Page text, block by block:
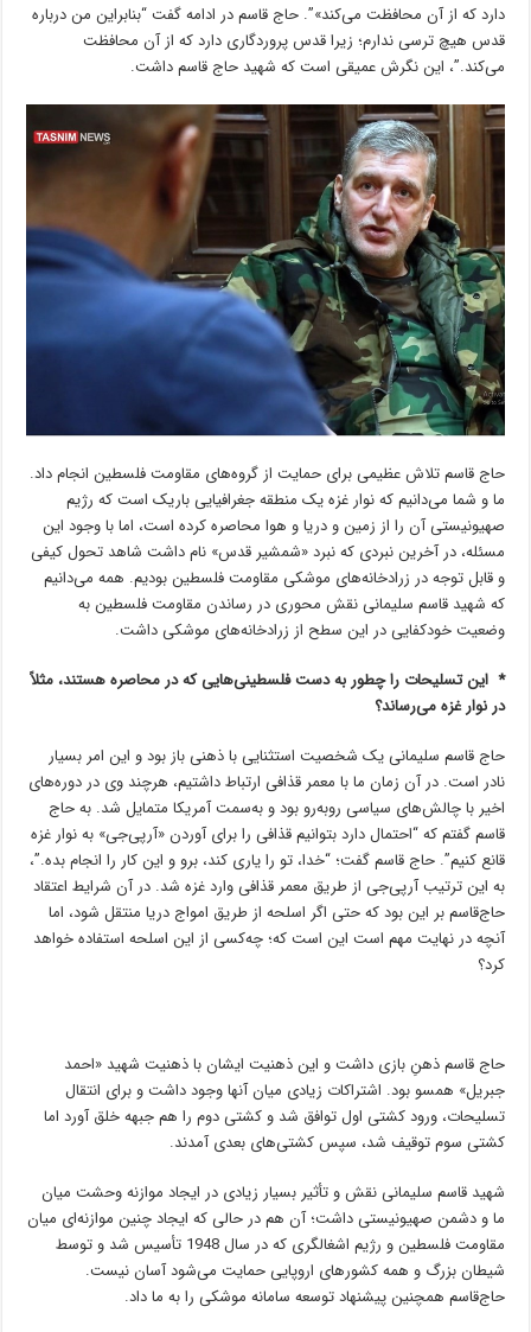
دارد که از آن محافظت می‌کند»”. حاج قاسم در ادامه گفت “بنابراین من درباره
قدس هیچ ترسی ندارم؛ زیرا قدس پروردگاری دارد که از آن محافظت
می‌کند.”، این نگرش عمیقی است که شهید حاج قاسم داشت.
حاج قاسم تلاش عظیمی برای حمایت از گروه‌های مقاومت فلسطین انجام داد.
ما و شما می‌دانیم که نوار غزه یک منطقه جغرافیایی باریک است که رژیم
صهیونیستی آن را از زمین و دریا و هوا محاصره کرده است، اما با وجود این
مسئله، در آخرین نبردی که نبرد «شمشیر قدس» نام داشت شاهد تحول کیفی
و قابل توجه در زرادخانه‌های موشکی مقاومت فلسطین بودیم. همه می‌دانیم
که شهید ‌قاسم‌ سلیمانی نقش محوری در رساندن مقاومت فلسطین به
وضعیت خودکفایی در این سطح از زرادخانه‌های موشکی داشت.
* این تسلیحات را چطور به دست فلسطینی‌هایی که در محاصره هستند، مثلاً
در نوار غزه می‌رساند؟
حاج قاسم سلیمانی یک شخصیت استثنایی با ذهنی باز بود و این امر بسیار
نادر است. در آن زمان ما با معمر قذافی ارتباط داشتیم، هرچند وی در دوره‌های
اخیر با چالش‌های سیاسی روبه‌رو بود و به‌سمت آمریکا متمایل شد. به حاج
قاسم گفتم که “احتمال دارد بتوانیم قذافی را برای آوردن «آرپی‌جی» به نوار غزه
قانع کنیم”. حاج قاسم گفت؛ “خدا، تو را یاری کند، برو و این کار را انجام بده.”،
به این ترتیب آرپی‌جی از طریق معمر قذافی وارد غزه شد. در آن شرایط اعتقاد
حاج‌قاسم بر این بود که حتی اگر اسلحه از طریق امواج دریا منتقل شود، اما
آنچه در نهایت مهم است این است که؛ چه‌کسی از این اسلحه استفاده خواهد
کرد؟
حاج قاسم ذهنِ بازی داشت و این ذهنیت ایشان با ذهنیت شهید «احمد
جبریل» همسو بود. اشتراکات زیادی میان آنها وجود داشت و برای انتقال
تسلیحات، ورود کشتی اول توافق شد و کشتی دوم را هم جبهه خلق آورد اما
کشتی سوم توقیف شد، سپس کشتی‌های بعدی آمدند.
شهید قاسم سلیمانی نقش و تأثیر بسیار زیادی در ایجاد موازنه وحشت میان
ما و دشمن صهیونیستی داشت؛ آن هم در حالی که ایجاد چنین موازنه‌ای میان
مقاومت فلسطین و رژیم اشغالگری که در سال 1948 تأسیس شد و توسط
شیطان بزرگ و همه کشورهای اروپایی حمایت می‌شود آسان نیست.
حاج‌قاسم همچنین پیشنهاد توسعه سامانه موشکی را به ما داد.